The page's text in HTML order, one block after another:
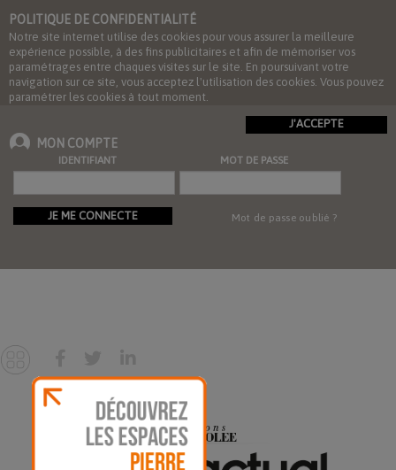
POLITIQUE DE CONFIDENTIALITÉ
Notre site internet utilise des cookies pour vous assurer la meilleure
expérience possible, à des fins publicitaires et afin de mémoriser vos
paramétrages entre chaques visites sur le site. En poursuivant votre
navigation sur ce site, vous acceptez l'utilisation des cookies. Vous pouvez
paramétrer les cookies à tout moment.
J'ACCEPTE
MON COMPTE
IDENTIFIANT MOT DE PASSE
JE ME CONNECTE Mot de passe oublié ?